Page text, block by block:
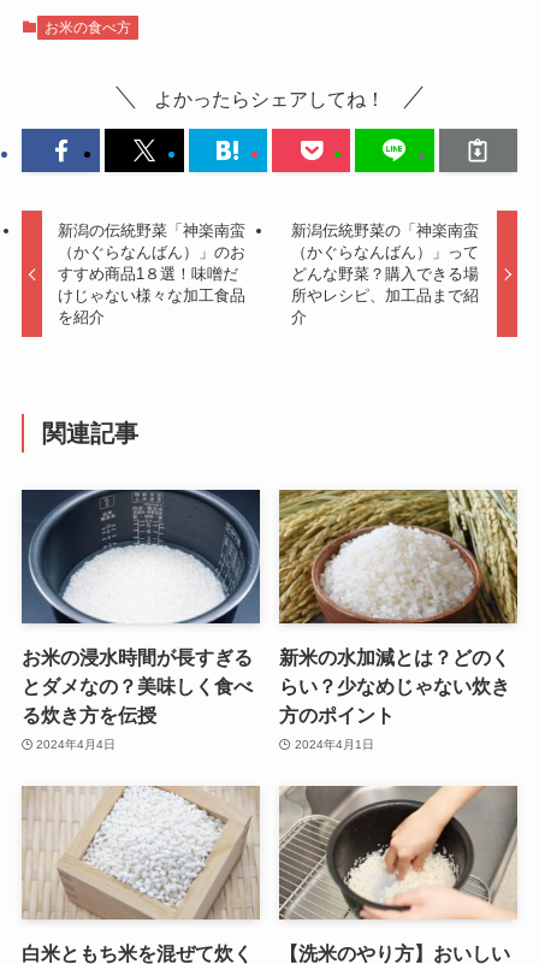
お米の食べ方
よかったらシェアしてね！
新潟の伝統野菜「神楽南蛮
（かぐらなんばん）」のお
すすめ商品1８選！味噌だ
けじゃない様々な加工食品
を紹介
新潟伝統野菜の「神楽南蛮
（かぐらなんばん）」って
どんな野菜？購入できる場
所やレシピ、加工品まで紹
介
関連記事
お米の浸水時間が長すぎる
とダメなの？美味しく食べ
る炊き方を伝授
2024年4月4日
新米の水加減とは？どのく
らい？少なめじゃない炊き
方のポイント
2024年4月1日
白米ともち米を混ぜて炊く 【洗米のやり方】おいしい